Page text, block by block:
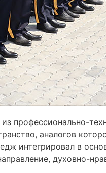
профессионально-
аналогов
интегрировал в
духовно-